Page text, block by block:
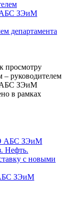
департамента
просмотру
руководителем
АБС ЗЭиМ
в рамках
ЗЭиМ